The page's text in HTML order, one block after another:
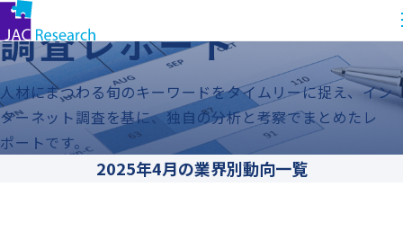
コ
ン
テ
ン
ツ
に
トップ
調査レポート
人材にまつわる旬のキーワードをタイムリーに捉え、イン
ターネット調査を基に、独自の分析と考察でまとめたレ
ポートです。
2025年4月の業界別動向一覧